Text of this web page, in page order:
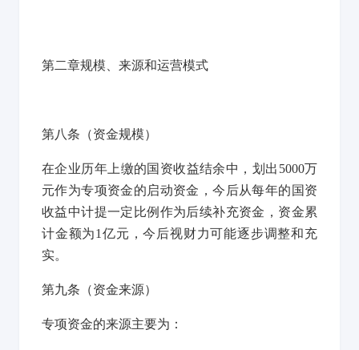
第二章规模、来源和运营模式
第八条 （资金规模）
在企业历年上缴的国资收益结余中，划出5000万
元作为专项资金的启动资金，今后从每年的国资
收益中计提一定比例作为后续补充资金，资金累
计金额为1亿元，今后视财力可能逐步调整和充
实。
第九条 （资金来源）
专项资金的来源主要为：